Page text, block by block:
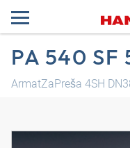
PA 540 SF
ArmatZaPreša 4SH